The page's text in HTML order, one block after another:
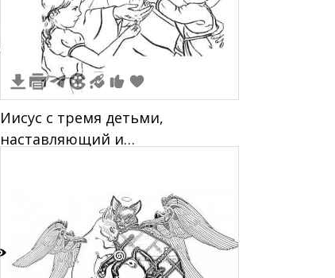
Иисус с тремя детьми,
наставляющий и